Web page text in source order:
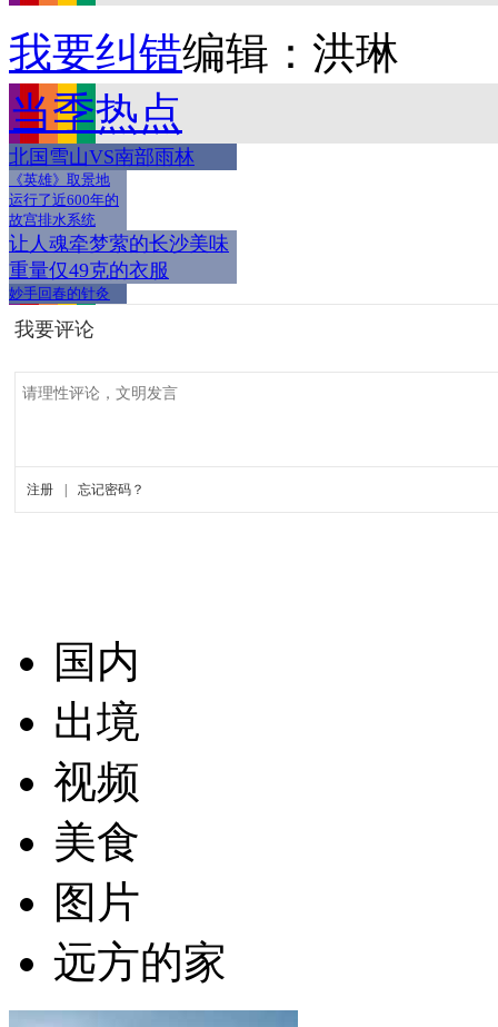
我要纠错编辑：洪琳
当季热点
北国雪山VS南部雨林
《英雄》取景地
运行了近600年的
故宫排水系统
让人魂牵梦萦的长沙美味
重量仅49克的衣服
妙手回春的针灸
国内
出境
视频
美食
图片
远方的家